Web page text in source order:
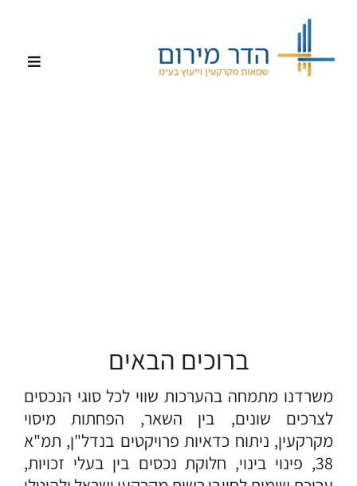
ברוכים הבאים
משרדנו מתמחה בהערכות שווי לכל סוגי הנכסים
לצרכים שונים, בין השאר, הפחתות מיסוי
מקרקעין, ניתוח כדאיות פרויקטים בנדל"ן, תמ"א
38, פינוי בינוי, חלוקת נכסים בין בעלי זכויות,